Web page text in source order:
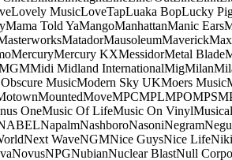
Lovely MusicLoveTapLuaka BopLucky
Mama Told YaMangoManhattanManic Ears
MatadorMausoleumMaverick
MercuryMercury KXMessidorMetal Blade
Midi Midland InternationalMigMilan
MusicModern Sky UKMoers Music
MountedMoveMPCMPLMPOMPS
OneMusic Of LifeMusic On VinylMusical
NapalmNashboroNasoniNegram
Next WaveNGMNice GuysNice Life
NovusNPGNubianNuclear BlastNull